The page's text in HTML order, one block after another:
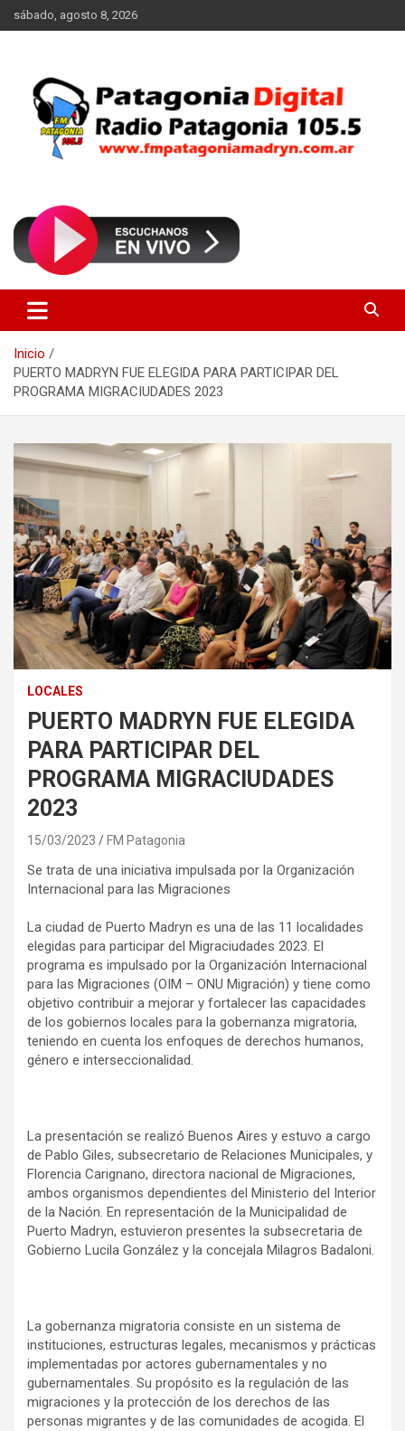
Saltar
al
sábado, agosto 8, 2026
FM Patagonia Madryn
Inicio
PUERTO MADRYN FUE ELEGIDA PARA PARTICIPAR DEL
PROGRAMA MIGRACIUDADES 2023
LOCALES
PUERTO MADRYN FUE ELEGIDA
PARA PARTICIPAR DEL
PROGRAMA MIGRACIUDADES
2023
15/03/2023 FM Patagonia
Se trata de una iniciativa impulsada por la Organización
Internacional para las Migraciones
La ciudad de Puerto Madryn es una de las 11 localidades
elegidas para participar del Migraciudades 2023. El
programa es impulsado por la Organización Internacional
para las Migraciones (OIM – ONU Migración) y tiene como
objetivo contribuir a mejorar y fortalecer las capacidades
de los gobiernos locales para la gobernanza migratoria,
teniendo en cuenta los enfoques de derechos humanos,
género e interseccionalidad.
La presentación se realizó Buenos Aires y estuvo a cargo
de Pablo Giles, subsecretario de Relaciones Municipales, y
Florencia Carignano, directora nacional de Migraciones,
ambos organismos dependientes del Ministerio del Interior
de la Nación. En representación de la Municipalidad de
Puerto Madryn, estuvieron presentes la subsecretaria de
Gobierno Lucila González y la concejala Milagros Badaloni.
La gobernanza migratoria consiste en un sistema de
instituciones, estructuras legales, mecanismos y prácticas
implementadas por actores gubernamentales y no
gubernamentales. Su propósito es la regulación de las
migraciones y la protección de los derechos de las
personas migrantes y de las comunidades de acogida. El